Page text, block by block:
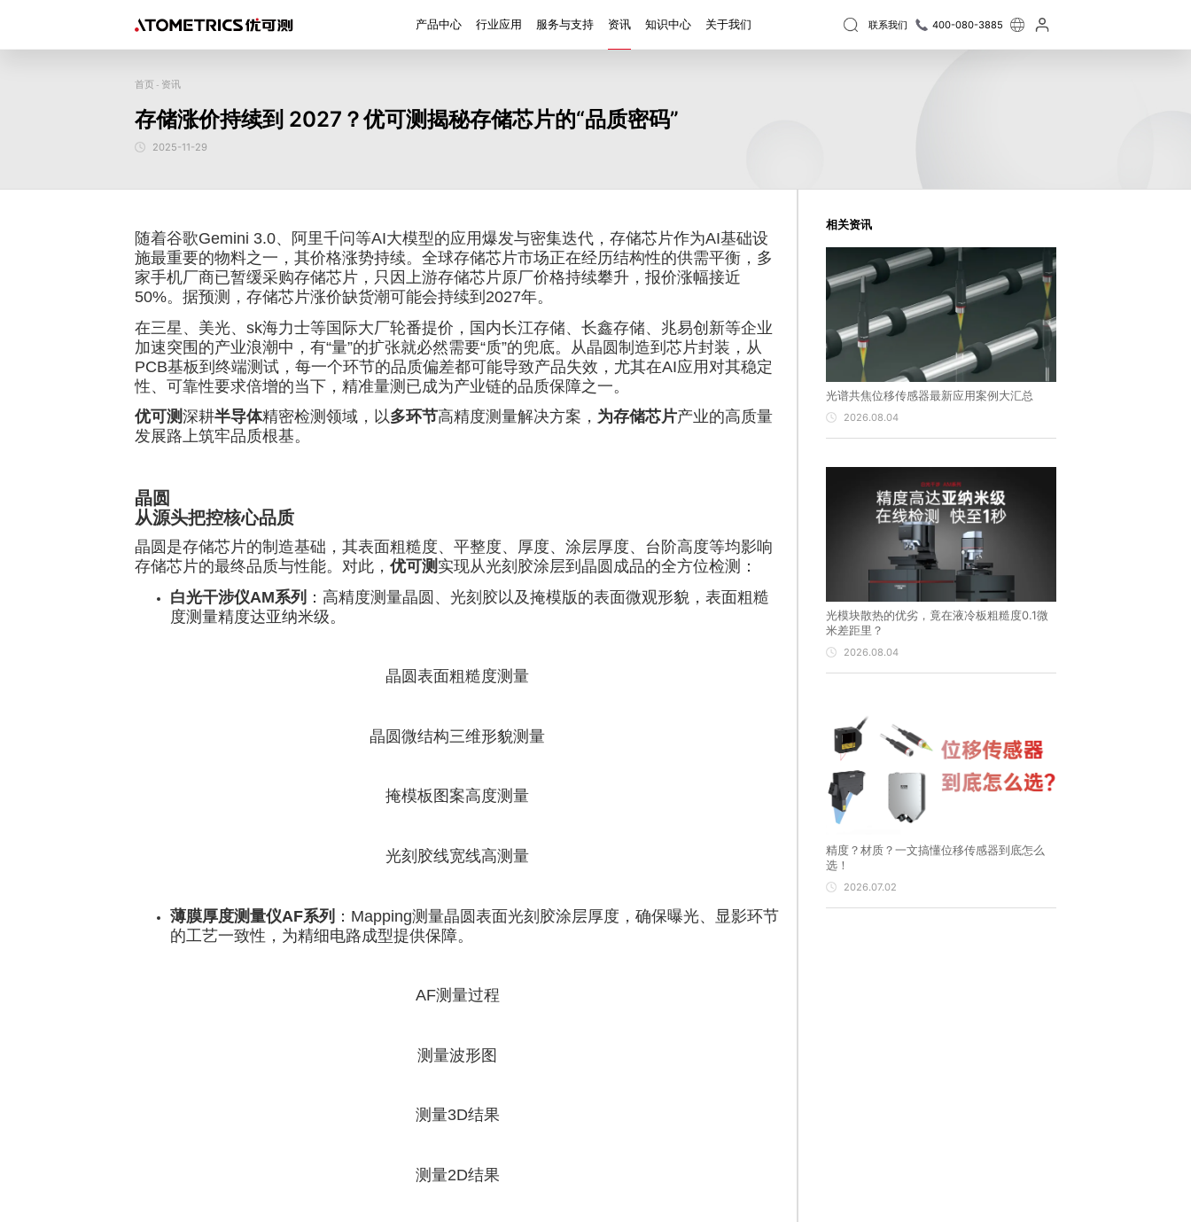
产品中心 行业应用 服务与支持 资讯 知识中心 关于我们 联系我们 400-080-3885
3D线激光测量仪 AR系列
激光位移传感器 SL系列
一键式影像测量仪 FM系列
白光干涉仪 AM-7000系列
超景深数码显微镜 AH系列
行业
半导体 新能源 3C消费类 材料 工具
精密光学
精密加工
显示面板
粗糙度 高度/高度差
异物分析
生物观察
样机演示/测试
公司新闻
机械加工入门
公司简介
首页 - 资讯
存储涨价持续到 2027？优可测揭秘存储芯片的“品质密码”
2025-11-29
随着谷歌Gemini 3.0、阿里千问等AI大模型的应用爆发与密集迭代，存储芯片作为AI基础设
施最重要的物料之一，其价格涨势持续。全球存储芯片市场正在经历结构性的供需平衡，多
家手机厂商已暂缓采购存储芯片，只因上游存储芯片原厂价格持续攀升，报价涨幅接近
50%。据预测，存储芯片涨价缺货潮可能会持续到2027年。
在三星、美光、sk海力士等国际大厂轮番提价，国内长江存储、长鑫存储、兆易创新等企业
加速突围的产业浪潮中，有“量”的扩张就必然需要“质”的兜底。从晶圆制造到芯片封装，从
PCB基板到终端测试，每一个环节的品质偏差都可能导致产品失效，尤其在AI应用对其稳定
性、可靠性要求倍增的当下，精准量测已成为产业链的品质保障之一。
优可测深耕半导体精密检测领域，以多环节高精度测量解决方案， 为存储芯片产业的高质量
发展路上筑牢品质根基。
晶圆
从源头把控核心品质
晶圆是存储芯片的制造基础，其表面粗糙度、平整度、厚度、涂层厚度、台阶高度等均影响
存储芯片的最终品质与性能。对此， 优可测 实现从光刻胶涂层到晶圆成品的全方位检测：
白光干涉仪AM系列 ：高精度测量晶圆、光刻胶以及掩模版的表面微观形貌，表面粗糙
度测量精度达亚纳米级。
晶圆表面粗糙度测量
晶圆微结构三维形貌测量
掩模板图案高度测量
光刻胶线宽线高测量
薄膜厚度测量仪AF系列 ：Mapping测量晶圆表面光刻胶涂层厚度，确保曝光、显影环节
的工艺一致性，为精细电路成型提供保障。
AF测量过程
测量波形图
测量3D结果
测量2D结果
相关资讯
光谱共焦位移传感器最新应用案例大汇总
2026.08.04
光模块散热的优劣，竟在液冷板粗糙度0.1微
米差距里？
2026.08.04
精度？材质？一文搞懂位移传感器到底怎么
选！
2026.07.02